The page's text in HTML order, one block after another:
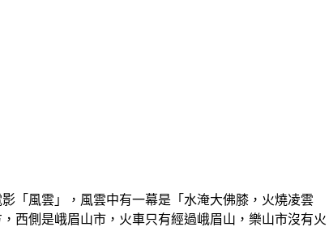
「風雲」，風雲中有一幕是「水淹大佛膝，火燒凌雲
西側是峨眉山市，火車只有經過峨眉山，樂山市沒有火